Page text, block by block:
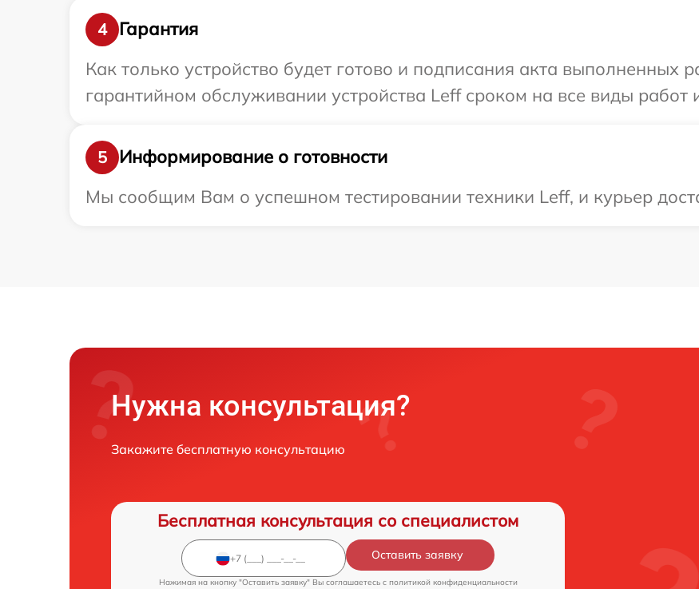
4
Гарантия
Как только устройство будет готово и подписания акта выполненных
гарантийном обслуживании устройства Leff сроком на все виды работ
5
Информирование о готовности
Мы сообщим Вам о успешном тестировании техники Leff, и курьер
Нужна консультация?
Закажите бесплатную консультацию
Бесплатная консультация со специалистом
Оставить заявку
Нажимая на кнопку "Оставить заявку" Вы соглашаетесь c политикой конфиденциальности